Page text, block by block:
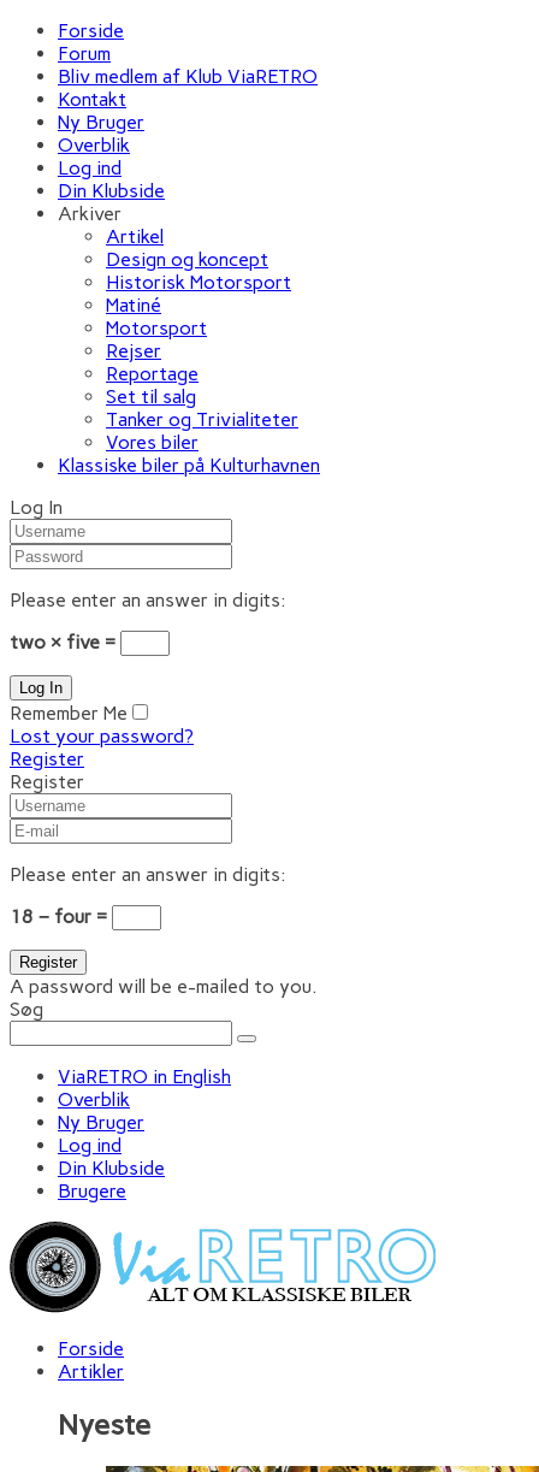
Forside
Forum
Bliv medlem af Klub ViaRETRO
Kontakt
Ny Bruger
Overblik
Log ind
Din Klubside
Arkiver
Artikel
Design og koncept
Historisk Motorsport
Matiné
Motorsport
Rejser
Reportage
Set til salg
Tanker og Trivialiteter
Vores biler
Klassiske biler på Kulturhavnen
Log In
Please enter an answer in digits:
two × five =
Remember Me
Lost your password?
Register
Register
Please enter an answer in digits:
18 − four =
A password will be e-mailed to you.
Søg
ViaRETRO in English
Overblik
Ny Bruger
Log ind
Din Klubside
Brugere
Forside
Artikler
Nyeste